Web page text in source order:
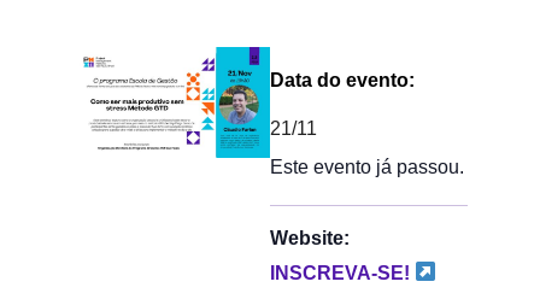
Data do evento:
21/11
Este evento já passou.
Website:
INSCREVA-SE!